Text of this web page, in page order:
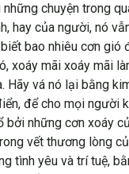
chuyện trong
hay của người, nó
bao nhiêu cơn gió
xoáy mãi xoáy mãi
Hãy vá nó lại bằng
để cho mọi người
bởi những cơn xoáy
vết thương lòng
tình yêu và trí tuệ,